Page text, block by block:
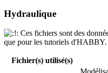
Hydraulique
Ces fichiers sont des
que pour les tutoriels d'HABBY.
Fichier(s) utilisé(s)